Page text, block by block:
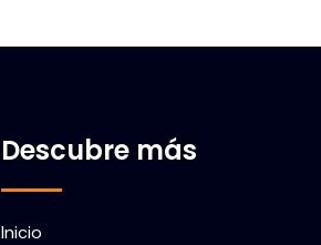
Descubre más
Inicio